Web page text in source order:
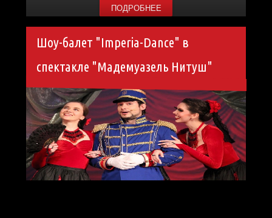
ПОДРОБНЕЕ
Шоу-балет "Imperia-Dance" в
спектакле "Мадемуазель Нитуш"